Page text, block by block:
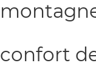
confort